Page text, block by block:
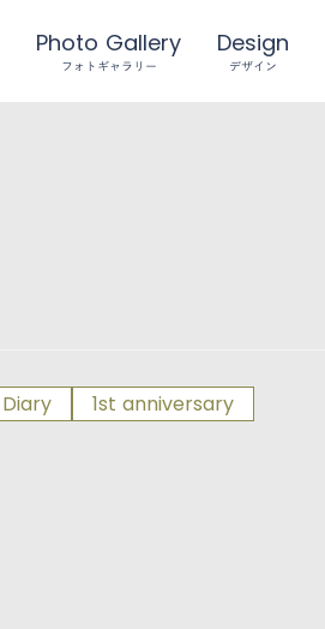
Diary 1st anniversary
Photo Gallery
フォトギャラリー
Design
デザイン